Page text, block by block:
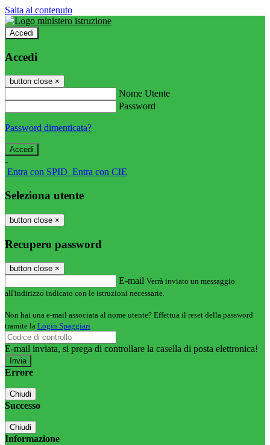
Salta al contenuto
Accedi
Accedi
button close ×
Nome Utente
Password
Password dimenticata?
-
Entra con SPID Entra con CIE
Seleziona utente
button close ×
Recupero password
button close ×
E-mail Verrà inviato un messaggio
all'indirizzo indicato con le istruzioni necessarie.
Non hai una e-mail associata al nome utente? Effettua il reset della password
tramite la Login Spaggiari
E-mail inviata, si prega di controllare la casella di posta elettronica!
Errore
Chiudi
Successo
Chiudi
Informazione